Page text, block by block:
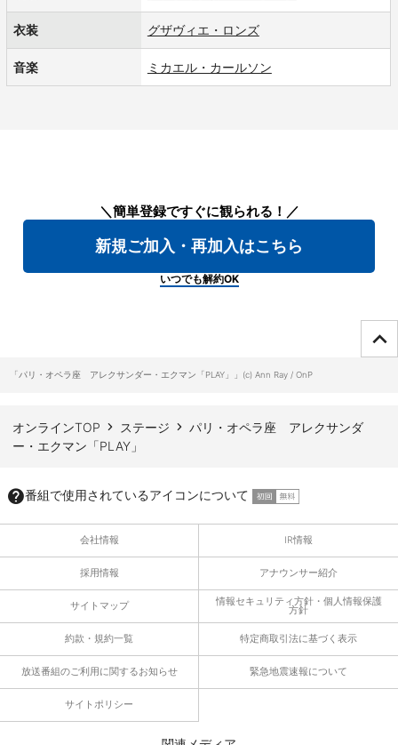
衣装 グザヴィエ・ロンズ
音楽 ミカエル・カールソン
＼簡単登録ですぐに観られる！／
新規ご加入・再加入はこちら
いつでも解約OK
「パリ・オペラ座 アレクサンダー・エクマン「PLAY」」(c) Ann Ray / OnP
オンラインTOP ステージ
パリ・オペラ座 アレクサンダ
ー・エクマン「PLAY」
番組で使用されているアイコンについて
会社情報 IR情報
採用情報 アナウンサー紹介
サイトマップ 情報セキュリティ方針・個人情報保護
方針
約款・規約一覧 特定商取引法に基づく表示
放送番組のご利用に関するお知らせ 緊急地震速報について
サイトポリシー